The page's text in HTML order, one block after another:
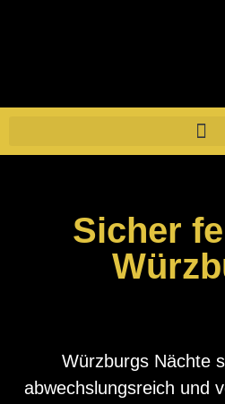
Sicher
Würzburgs Nächte
abwechslungsreich und